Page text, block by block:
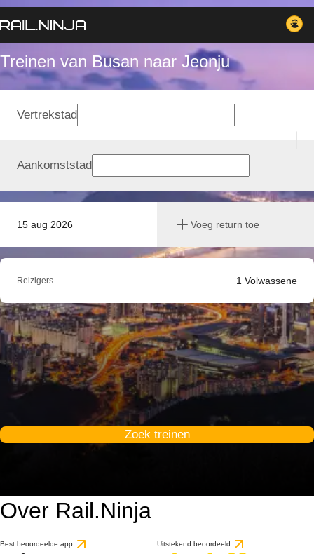
Treinen van Busan naar Jeonju
15 aug 2026 Voeg return toe
Vertrekstad
Aankomststad
Reizigers 1 Volwassene
Zoek treinen
Over Rail.Ninja
Best beoordeelde app Uitstekend beoordeeldgebaseerd op 1